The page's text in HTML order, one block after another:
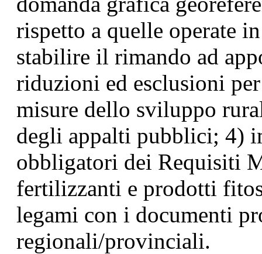
rispetto a quelle operate
stabilire il rimando ad
riduzioni ed esclusioni
misure dello sviluppo
degli appalti pubblici; 4)
obbligatori dei Requisiti
fertilizzanti e prodotti
legami con i documenti
regionali/provinciali.